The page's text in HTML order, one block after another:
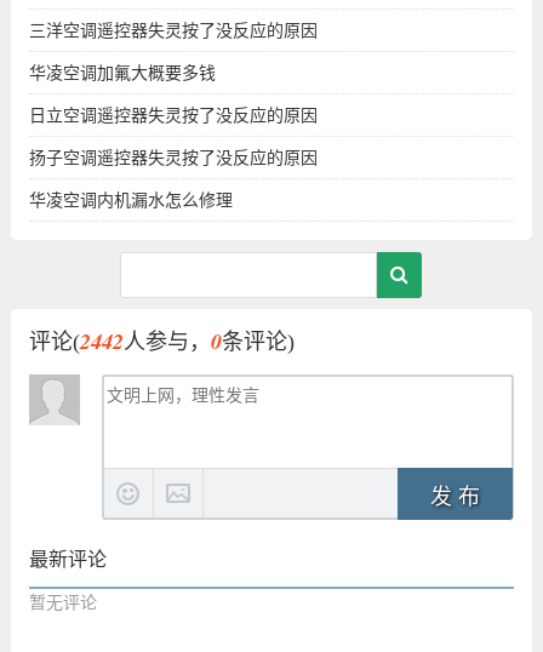
三洋空调遥控器失灵按了没反应的原因
华凌空调加氟大概要多钱
日立空调遥控器失灵按了没反应的原因
扬子空调遥控器失灵按了没反应的原因
华凌空调内机漏水怎么修理
评论(2442人参与， 0条评论)
发 布
最新评论
暂无评论